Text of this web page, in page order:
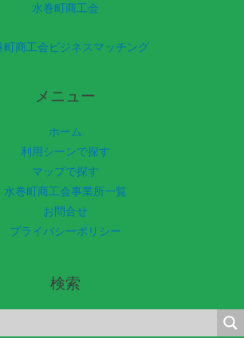
水巻町商工会
町商工会ビジネスマッチング
メニュー
ホーム
利用シーンで探す
マップで探す
水巻町商工会事業所一覧
お問合せ
プライバシーポリシー
検索